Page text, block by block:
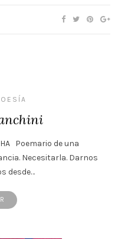
Poemario de una
Necesitarla. Darnos
desde…